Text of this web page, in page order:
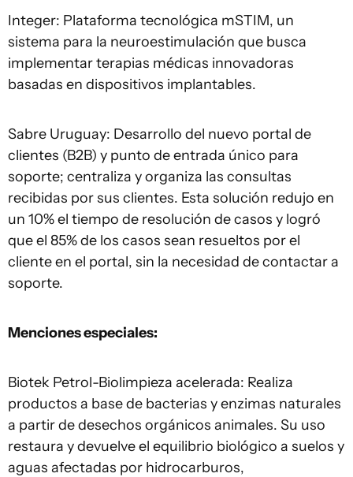
Integer: Plataforma tecnológica mSTIM, un
sistema para la neuroestimulación que busca
implementar terapias médicas innovadoras
basadas en dispositivos implantables.
Sabre Uruguay: Desarrollo del nuevo portal de
clientes (B2B) y punto de entrada único para
soporte; centraliza y organiza las consultas
recibidas por sus clientes. Esta solución redujo en
un 10% el tiempo de resolución de casos y logró
que el 85% de los casos sean resueltos por el
cliente en el portal, sin la necesidad de contactar a
soporte.
Menciones especiales:
Biotek Petrol-Biolimpieza acelerada: Realiza
productos a base de bacterias y enzimas naturales
a partir de desechos orgánicos animales. Su uso
restaura y devuelve el equilibrio biológico a suelos y
aguas afectadas por hidrocarburos,